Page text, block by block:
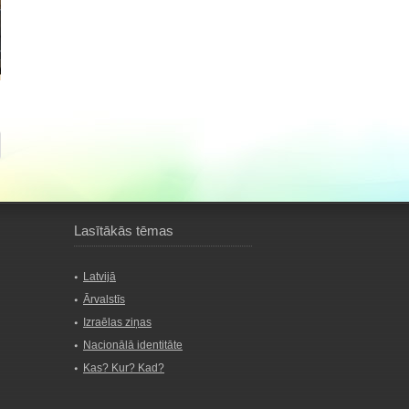
Lasītākās tēmas
Latvijā
Ārvalstīs
Izraēlas ziņas
Nacionālā identitāte
Kas? Kur? Kad?